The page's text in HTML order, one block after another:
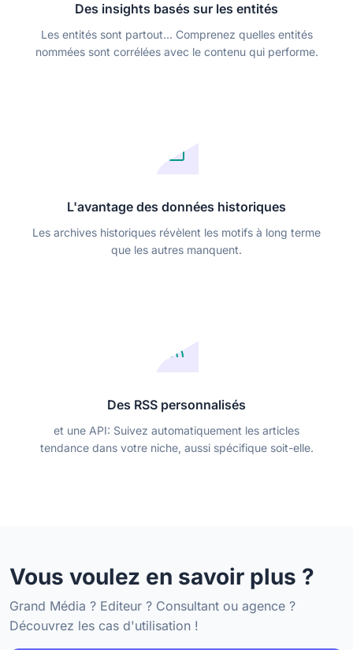
Des insights basés sur les entités
Les entités sont partout... Comprenez quelles entités
nommées sont corrélées avec le contenu qui performe.
L'avantage des données historiques
Les archives historiques révèlent les motifs à long terme
que les autres manquent.
Des RSS personnalisés
et une API: Suivez automatiquement les articles
tendance dans votre niche, aussi spécifique soit-elle.
Vous voulez en savoir plus ?
Grand Média ? Editeur ? Consultant ou agence ?
Découvrez les cas d'utilisation !